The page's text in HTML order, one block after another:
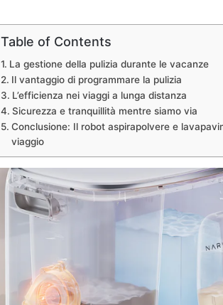
Table of Contents
La gestione della pulizia durante le vacanze
Il vantaggio di programmare la pulizia
L’efficienza nei viaggi a lunga distanza
Sicurezza e tranquillità mentre siamo via
Conclusione: Il robot aspirapolvere e
viaggio